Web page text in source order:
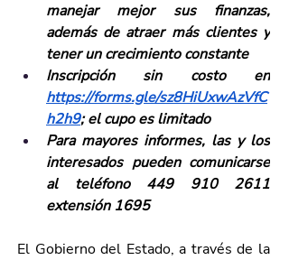
manejar mejor sus finanzas,
además de atraer más clientes y
tener un crecimiento constante
https://forms.gle/sz8HiUxwAzVfC
h2h9; el cupo es limitado
Para mayores informes, las y los
interesados pueden comunicarse
al teléfono 449 910 2611
extensión 1695
El Gobierno del Estado, a través de la